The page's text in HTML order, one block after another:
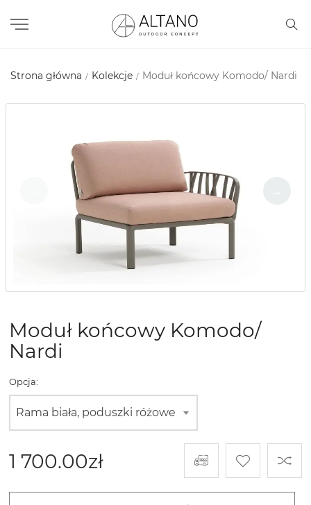
Strona główna Kolekcje Moduł końcowy Komodo/ Nardi
Moduł końcowy Komodo/
Nardi
Opcja:
Rama biała, poduszki różowe
1 700.00zł